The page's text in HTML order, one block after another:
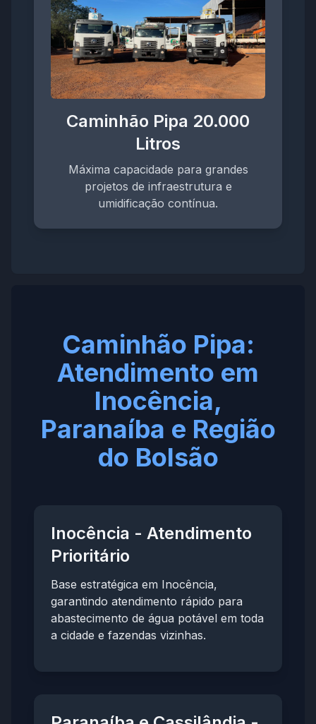
Caminhão Pipa 20.000
Litros
Máxima capacidade para grandes
projetos de infraestrutura e
umidificação contínua.
Caminhão Pipa:
Atendimento em
Inocência,
Paranaíba e Região
do Bolsão
Inocência - Atendimento
Prioritário
Base estratégica em Inocência,
garantindo atendimento rápido para
abastecimento de água potável em toda
a cidade e fazendas vizinhas.